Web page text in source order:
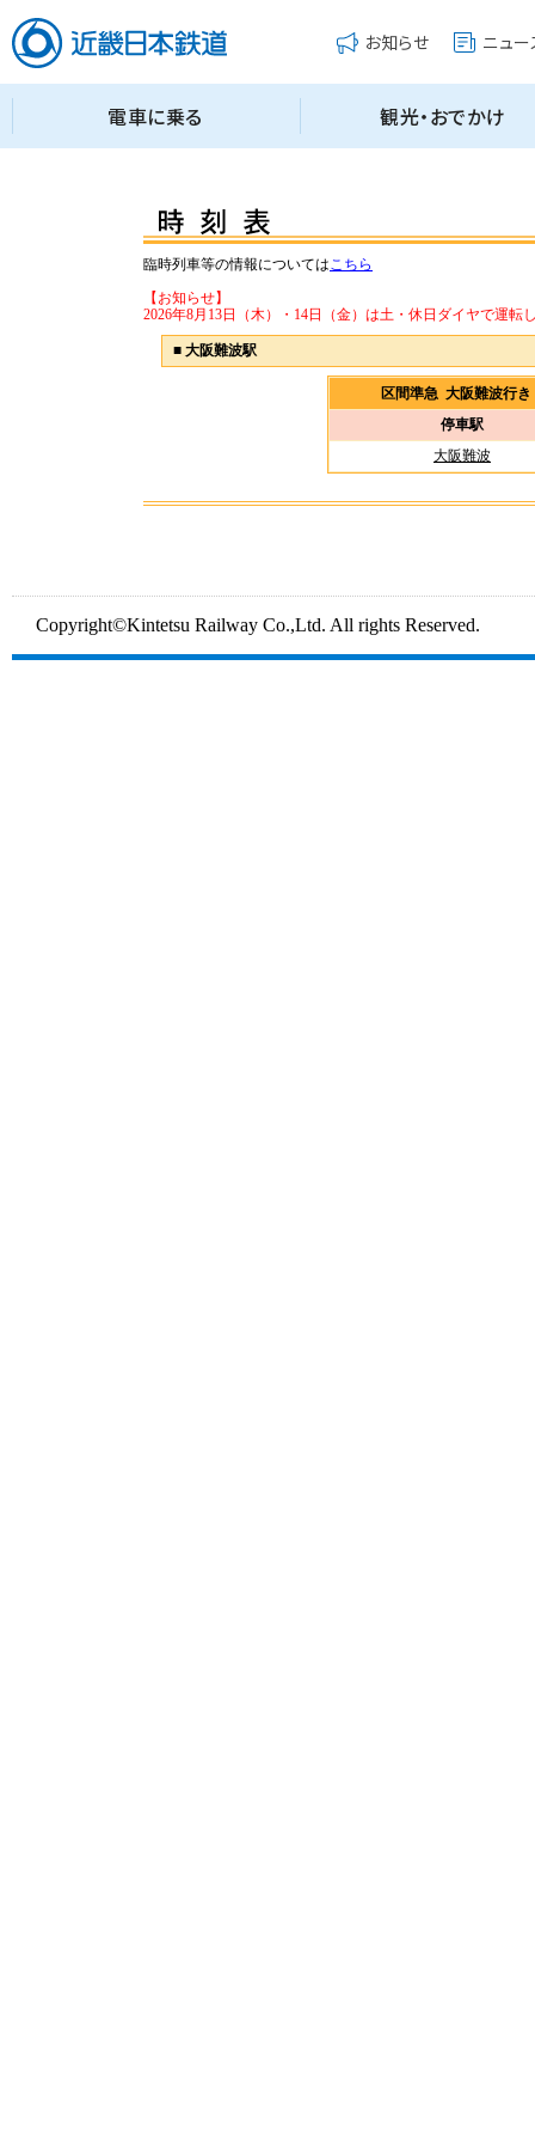
臨時列車等の情報についてはこちら
【お知らせ】
2026年8月13日（木）・14日（金）は土・休日ダイヤで運転
■ 大阪難波駅
区間準急 大阪難波行
停車駅
大阪難波